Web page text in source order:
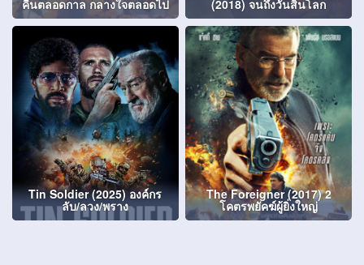
คืนตลอดกาล กลางใจตลอดไป (2018) จนถึงวันสิ้นโลก
Tin Soldier (2025) องค์กร
ลับ/ลวง/พราง
The Foreigner (2017) 2
โคตรพยัคฆ์ผู้ยิ่งใหญ่